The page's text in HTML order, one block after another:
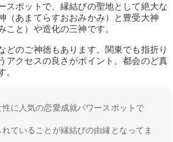
スポットで、縁結びの聖地として絶大な
（あまてらすおおみかみ）と豊受大神
こと）や造化の三神です。
どのご神徳もあります。関東でも指折り
アクセスの良さがポイント。都会のど真
。
に人気の恋愛成就パワースポットで
ていることが縁結びの由縁となってま